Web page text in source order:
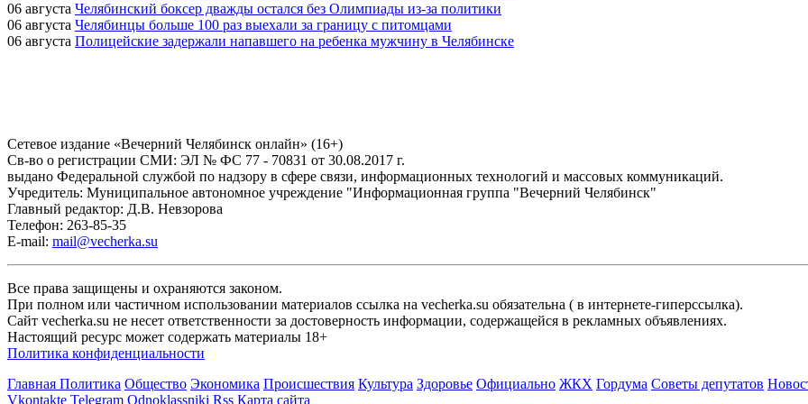
06 августа Челябинский боксер дважды остался без Олимпиады из-за политики
06 августа Челябинцы больше 100 раз выехали за границу с питомцами
06 августа Полицейские задержали напавшего на ребенка мужчину в Челябинске
Сетевое издание «Вечерний Челябинск онлайн» (16+)
Cв-во о регистрации СМИ: ЭЛ № ФС 77 - 70831 от 30.08.2017 г.
выдано Федеральной службой по надзору в сфере связи, информационных технологий и массовых коммуникаций.
Учредитель: Муниципальное автономное учреждение "Информационная группа "Вечерний Челябинск"
Главный редактор: Д.В. Невзорова
Телефон: 263-85-35
E-mail: mail@vecherka.su
Все права защищены и охраняются законом.
При полном или частичном использовании материалов ссылка на vecherka.su обязательна ( в интернете-гиперссылка).
Сайт vecherka.su не несет ответственности за достоверность информации, содержащейся в рекламных объявлениях.
Настоящий ресурс может содержать материалы 18+
Политика конфиденциальности
Главная Политика Общество Экономика Происшествия Культура Здоровье Официально ЖКХ Гордума Советы депутатов
Vkontakte Telegram Odnoklassniki Rss Карта сайта